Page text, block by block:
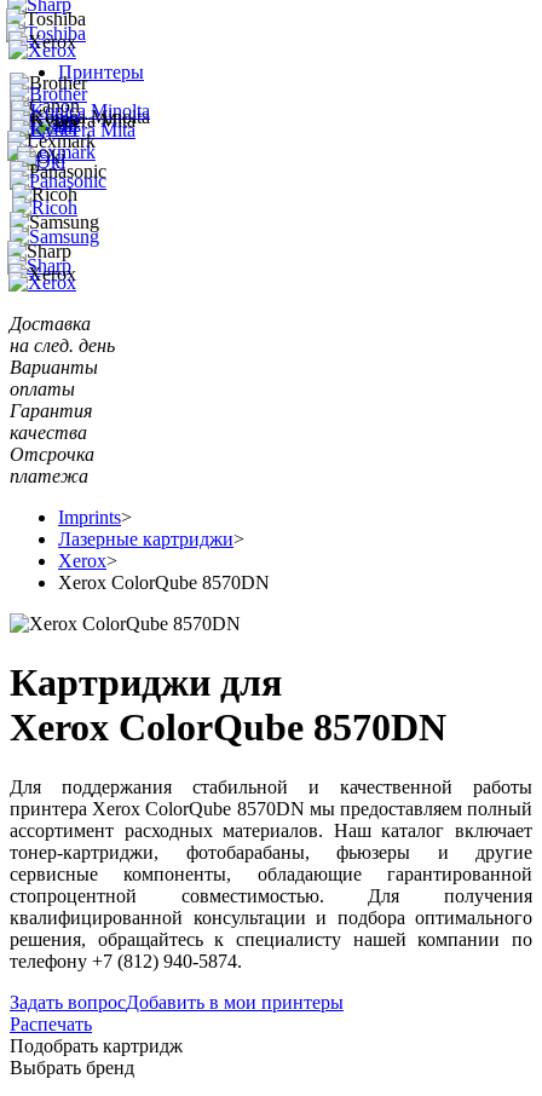
Принтеры
Доставка
на след. день
Варианты
оплаты
Гарантия
качества
Отсрочка
платежа
Imprints>
Лазерные картриджи>
Xerox>
Xerox ColorQube 8570DN
Картриджи для
Xerox ColorQube 8570DN
Для поддержания стабильной и качественной работы
принтера Xerox ColorQube 8570DN мы предоставляем полный
ассортимент расходных материалов. Наш каталог включает
тонер-картриджи, фотобарабаны, фьюзеры и другие
сервисные компоненты, обладающие гарантированной
стопроцентной совместимостью. Для получения
квалифицированной консультации и подбора оптимального
решения, обращайтесь к специалисту нашей компании по
телефону +7 (812) 940-5874.
Задать вопросДобавить в мои принтеры
Распечать
Подобрать картридж
Выбрать бренд